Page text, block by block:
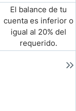
El balance de tu
cuenta es inferior o
igual al 20% del
requerido.